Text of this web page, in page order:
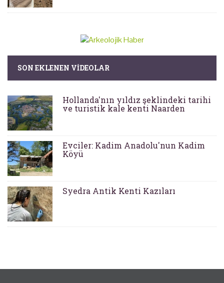
SON EKLENEN VIDEOLAR
Hollanda'nın yıldız şeklindeki tarihi
ve turistik kale kenti Naarden
Evciler: Kadim Anadolu'nun Kadim
Köyü
Syedra Antik Kenti Kazıları